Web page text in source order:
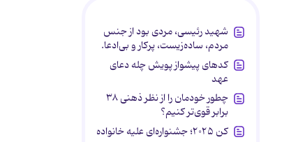
شهید رئیسی، مردی بود از جنس
مردم، ساده‌زیست، پرکار و بی‌ادعا.
کدهای پیشواز پویش چله دعای
عهد
چطور خودمان را از نظر ذهنی ۳۸
برابر قوی‌تر کنیم؟
کن ۲۰۲۵؛ جشنواره‌ای علیه خانواده